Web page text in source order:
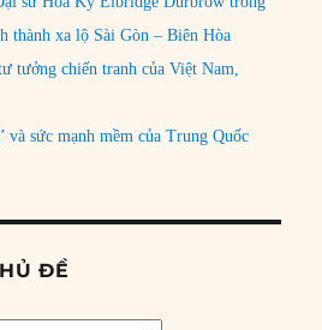
thành xa lộ Sài Gòn – Biên Hòa
tưởng chiến tranh của Việt Nam,
và sức mạnh mềm của Trung Quốc
ĐỀ